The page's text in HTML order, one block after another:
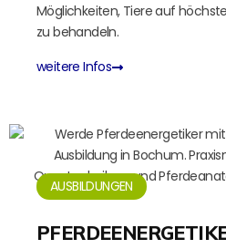
Möglichkeiten, Tiere auf
zu behandeln.
weitere Infos
AUSBILDUNGEN